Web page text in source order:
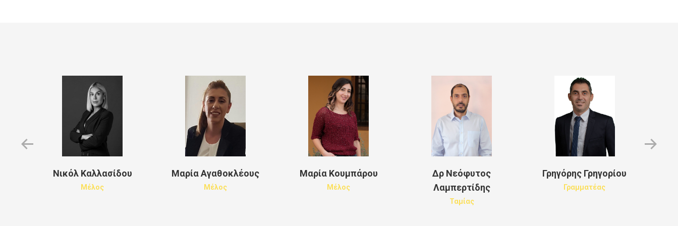
Νικόλ Καλλασίδου
Μέλος
Μαρία Αγαθοκλέους
Μέλος
Μαρία Κουμπάρου
Μέλος
Δρ Νεόφυτος
Λαμπερτίδης
Ταμίας
Γρηγόρης Γρηγορίου
Γραμματέας